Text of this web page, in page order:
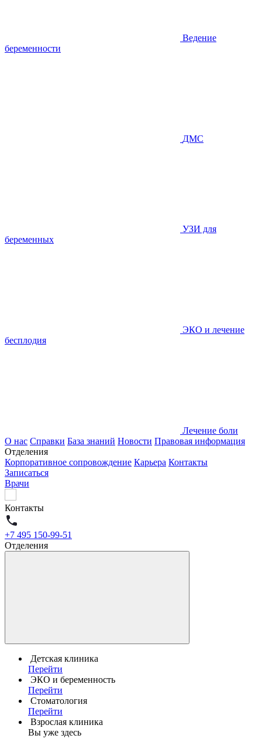
Ведение
беременности
ДМС
УЗИ для
беременных
ЭКО и лечение
бесплодия
Лечение боли
О нас Справки База знаний Новости Правовая информация
Отделения
Корпоративное сопровождение Карьера Контакты
Записаться
Врачи
Контакты
+7 495 150-99-51
Отделения
Детская клиника
Перейти
ЭКО и беременность
Перейти
Стоматология
Перейти
Взрослая клиника
Вы уже здесь